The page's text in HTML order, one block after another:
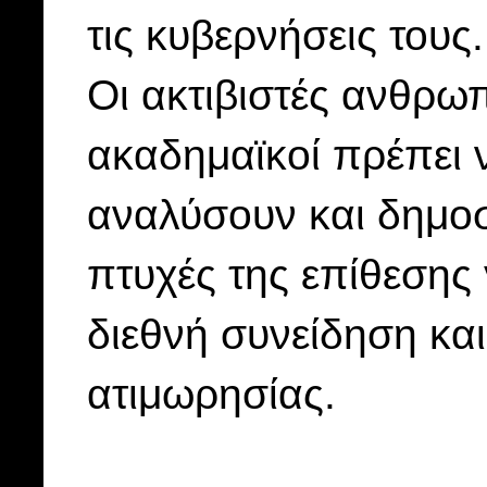
τις κυβερνήσεις τους.
Οι ακτιβιστές
ακαδημαϊκοί
αναλύσουν και
πτυχές της
διεθνή συνείδηση
ατιμωρησίας.